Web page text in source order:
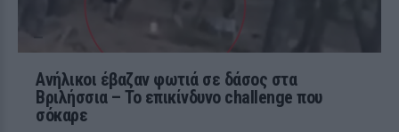
Ανήλικοι έβαζαν φωτιά σε δάσος στα
Βριλήσσια – Το επικίνδυνο challenge που
σόκαρε